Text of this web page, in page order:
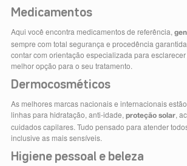
Medicamentos
Aqui você encontra medicamentos de referência,
sempre com total segurança e procedência
contar com orientação especializada para
melhor opção para o seu tratamento.
Dermocosméticos
As melhores marcas nacionais e internacionais
linhas para hidratação, anti-idade, proteção solar,
cuidados capilares. Tudo pensado para atender
inclusive as mais sensíveis.
Higiene pessoal e beleza